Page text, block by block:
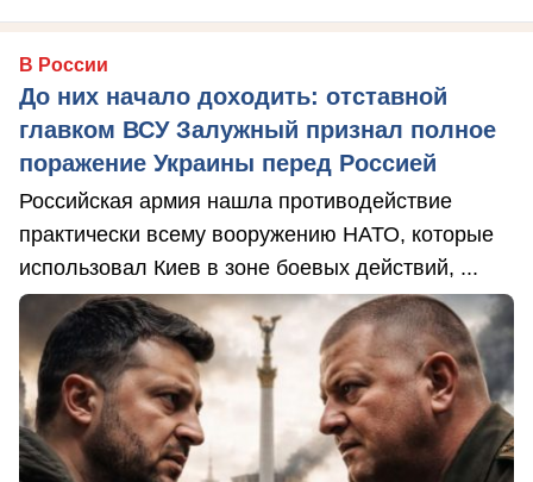
В России
До них начало доходить: отставной
главком ВСУ Залужный признал полное
поражение Украины перед Россией
Российская армия нашла противодействие
практически всему вооружению НАТО, которые
использовал Киев в зоне боевых действий, ...